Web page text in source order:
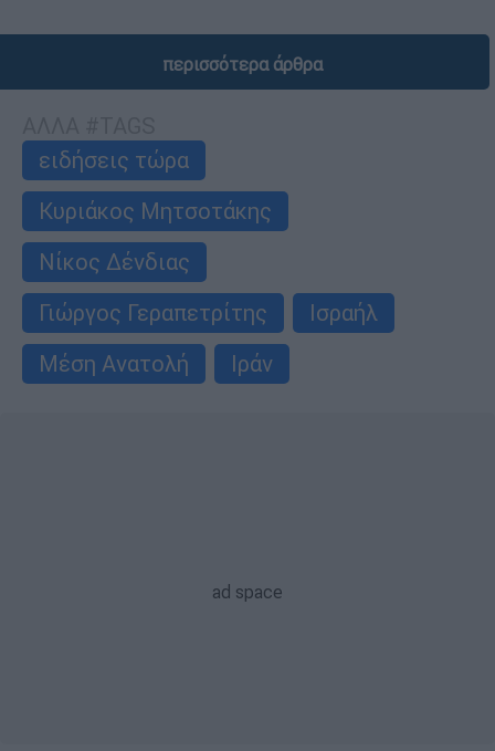
περισσότερα άρθρα
ειδήσεις τώρα
Κυριάκος Μητσοτάκης
Νίκος Δένδιας
Γιώργος Γεραπετρίτης
Ισραήλ
Μέση Ανατολή
Ιράν